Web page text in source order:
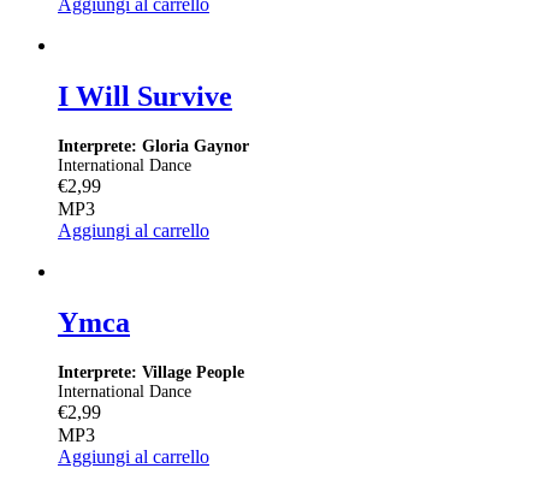
Aggiungi al carrello
I Will Survive
Interprete: Gloria Gaynor
International Dance
€2,99
MP3
Aggiungi al carrello
Ymca
Interprete: Village People
International Dance
€2,99
MP3
Aggiungi al carrello